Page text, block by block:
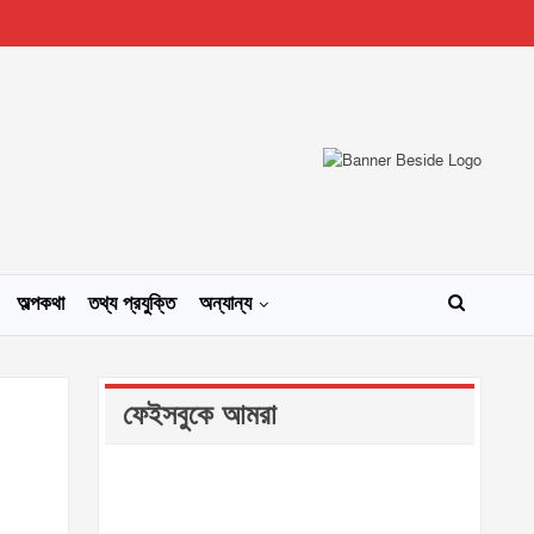
অল্পকথা তথ্য প্রযুক্তি অন্যান্য
ফেইসবুকে আমরা